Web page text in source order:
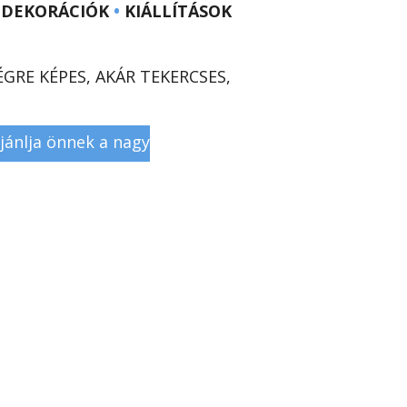
• KIÁLLÍTÁSOK
KÉPES, AKÁR TEKERCSES,
önnek a nagy